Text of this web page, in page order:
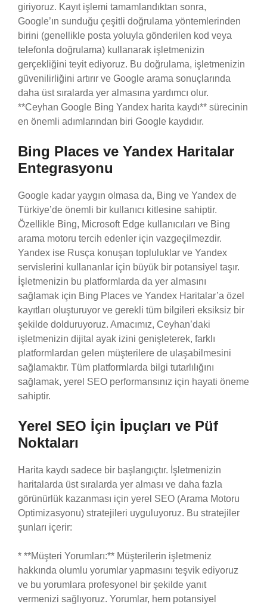
giriyoruz. Kayıt işlemi tamamlandıktan sonra,
Google’ın sunduğu çeşitli doğrulama yöntemlerinden
birini (genellikle posta yoluyla gönderilen kod veya
telefonla doğrulama) kullanarak işletmenizin
gerçekliğini teyit ediyoruz. Bu doğrulama, işletmenizin
güvenilirliğini artırır ve Google arama sonuçlarında
daha üst sıralarda yer almasına yardımcı olur.
**Ceyhan Google Bing Yandex harita kaydı** sürecinin
en önemli adımlarından biri Google kaydıdır.
Bing Places ve Yandex Haritalar
Entegrasyonu
Google kadar yaygın olmasa da, Bing ve Yandex de
Türkiye’de önemli bir kullanıcı kitlesine sahiptir.
Özellikle Bing, Microsoft Edge kullanıcıları ve Bing
arama motoru tercih edenler için vazgeçilmezdir.
Yandex ise Rusça konuşan topluluklar ve Yandex
servislerini kullananlar için büyük bir potansiyel taşır.
İşletmenizin bu platformlarda da yer almasını
sağlamak için Bing Places ve Yandex Haritalar’a özel
kayıtları oluşturuyor ve gerekli tüm bilgileri eksiksiz bir
şekilde dolduruyoruz. Amacımız, Ceyhan’daki
işletmenizin dijital ayak izini genişleterek, farklı
platformlardan gelen müşterilere de ulaşabilmesini
sağlamaktır. Tüm platformlarda bilgi tutarlılığını
sağlamak, yerel SEO performansınız için hayati öneme
sahiptir.
Yerel SEO İçin İpuçları ve Püf
Noktaları
Harita kaydı sadece bir başlangıçtır. İşletmenizin
haritalarda üst sıralarda yer alması ve daha fazla
görünürlük kazanması için yerel SEO (Arama Motoru
Optimizasyonu) stratejileri uyguluyoruz. Bu stratejiler
şunları içerir:
* **Müşteri Yorumları:** Müşterilerin işletmeniz
hakkında olumlu yorumlar yapmasını teşvik ediyoruz
ve bu yorumlara profesyonel bir şekilde yanıt
vermenizi sağlıyoruz. Yorumlar, hem potansiyel